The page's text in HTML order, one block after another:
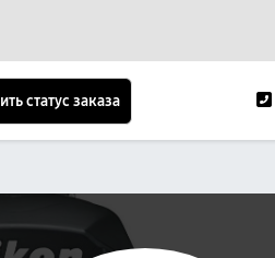
статус заказа